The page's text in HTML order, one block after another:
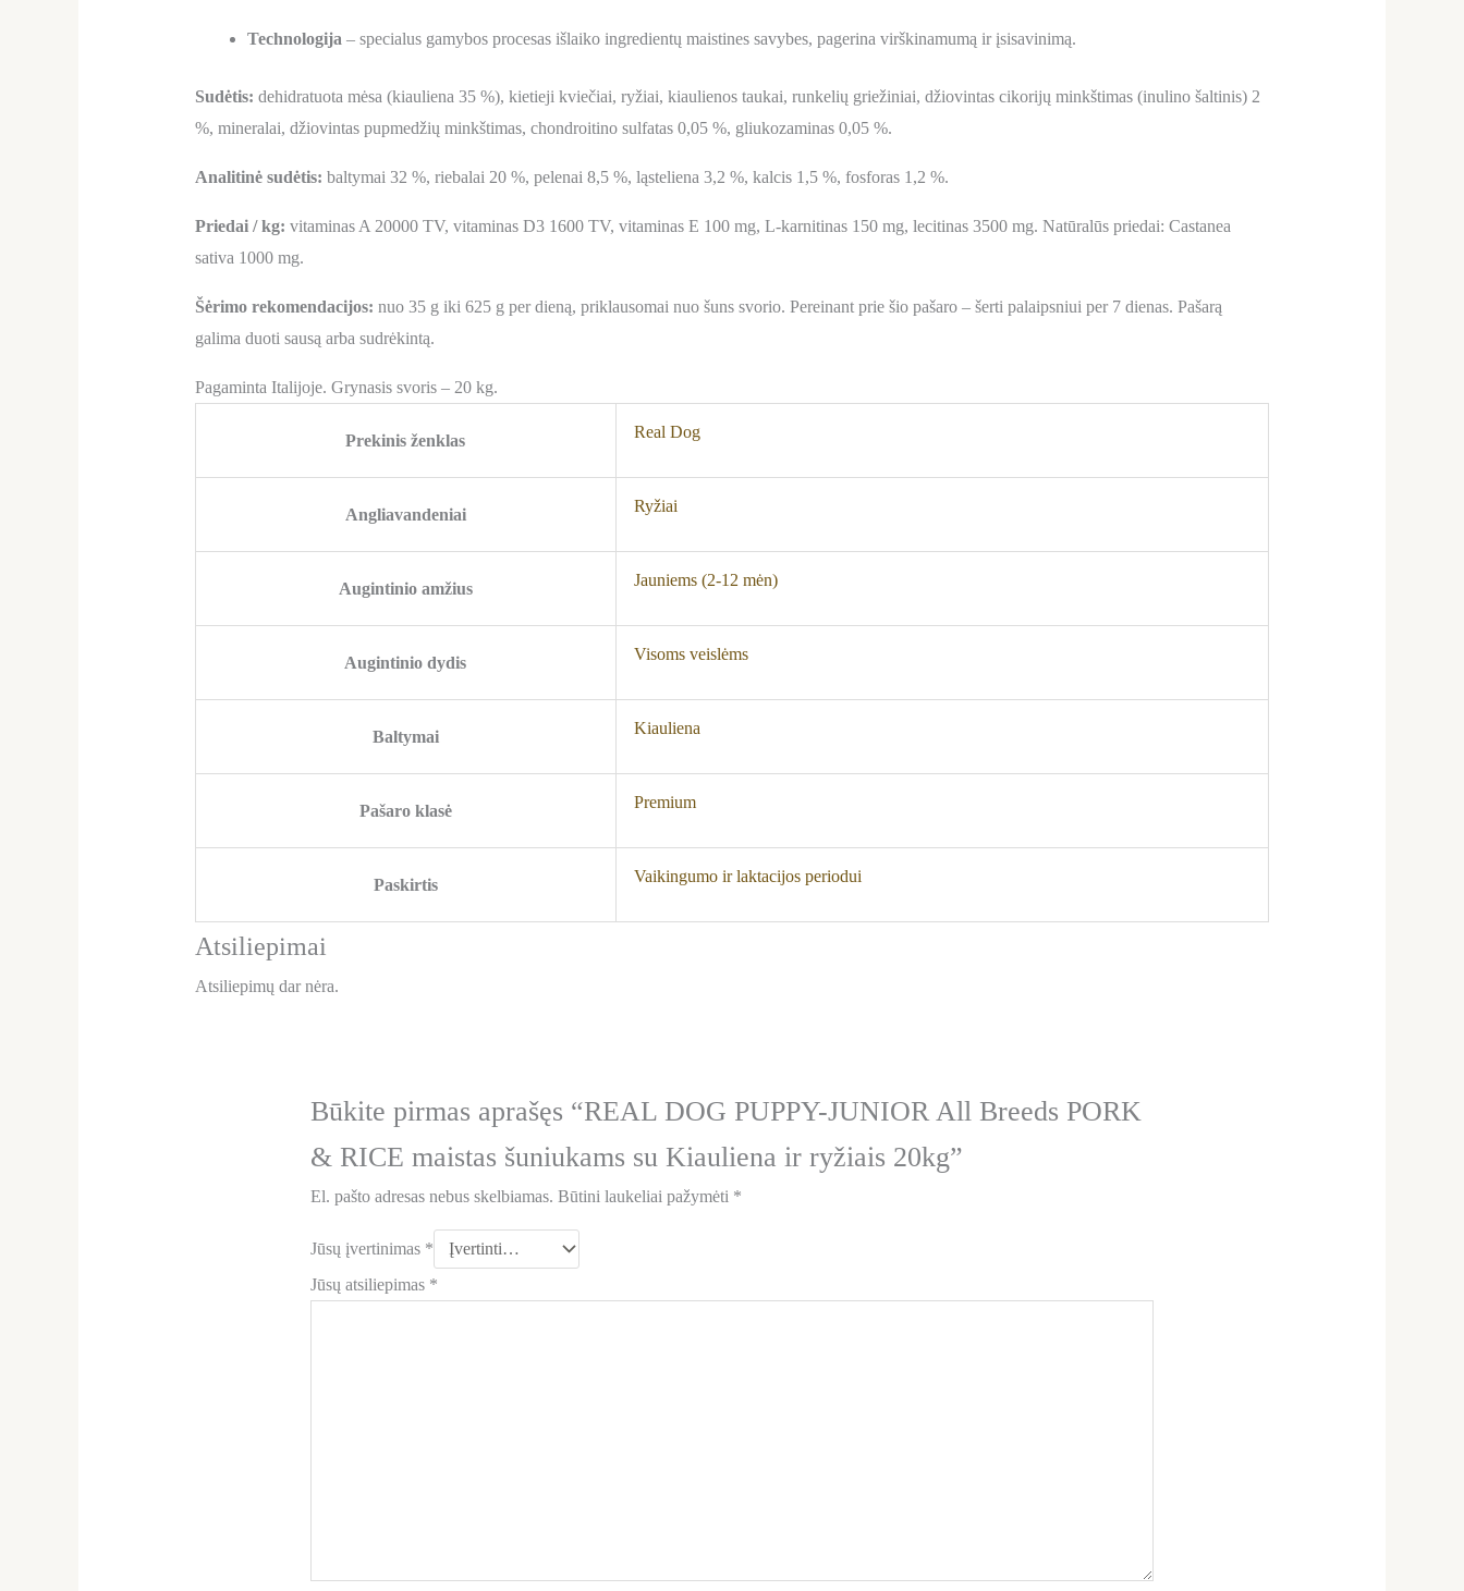
Technologija – specialus gamybos procesas išlaiko ingredientų maistines savybes, pagerina virškinamumą ir įsisavinimą.
Sudėtis: dehidratuota mėsa (kiauliena 35 %), kietieji kviečiai, ryžiai, kiaulienos taukai, runkelių griežiniai, džiovintas cikorijų minkštimas (inulino šaltinis) 2
%, mineralai, džiovintas pupmedžių minkštimas, chondroitino sulfatas 0,05 %, gliukozaminas 0,05 %.
Analitinė sudėtis: baltymai 32 %, riebalai 20 %, pelenai 8,5 %, ląsteliena 3,2 %, kalcis 1,5 %, fosforas 1,2 %.
Priedai / kg: vitaminas A 20000 TV, vitaminas D3 1600 TV, vitaminas E 100 mg, L-karnitinas 150 mg, lecitinas 3500 mg. Natūralūs priedai: Castanea
sativa 1000 mg.
Šėrimo rekomendacijos: nuo 35 g iki 625 g per dieną, priklausomai nuo šuns svorio. Pereinant prie šio pašaro – šerti palaipsniui per 7 dienas. Pašarą
galima duoti sausą arba sudrėkintą.
Pagaminta Italijoje. Grynasis svoris – 20 kg.
Prekinis ženklas Real Dog
Angliavandeniai Ryžiai
Augintinio amžius Jauniems (2-12 mėn)
Augintinio dydis Visoms veislėms
Baltymai Kiauliena
Pašaro klasė Premium
Paskirtis Vaikingumo ir laktacijos periodui
Atsiliepimai
Atsiliepimų dar nėra.
Būkite pirmas aprašęs “REAL DOG PUPPY-JUNIOR All Breeds PORK
& RICE maistas šuniukams su Kiauliena ir ryžiais 20kg”
El. pašto adresas nebus skelbiamas. Būtini laukeliai pažymėti *
Jūsų įvertinimas *
Jūsų atsiliepimas *